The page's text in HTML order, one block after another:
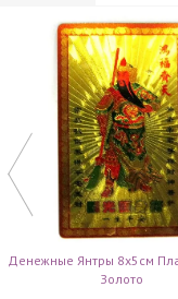
Денежные Янтры 8х5см
Золото